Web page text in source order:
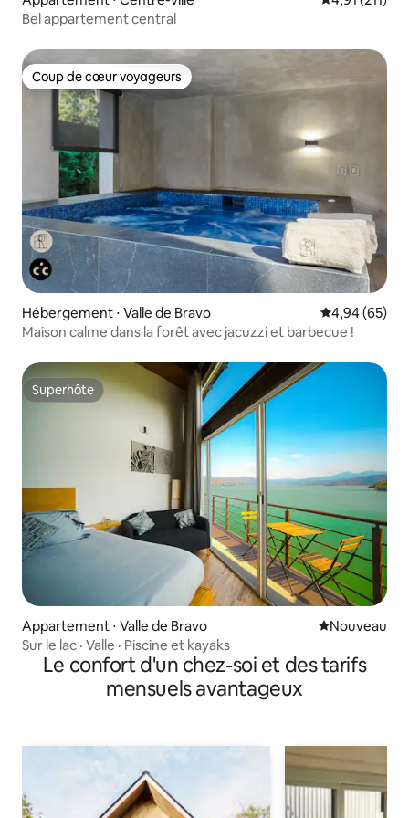
Bel appartement central
Coup de cœur voyageurs
Coup de cœur voyageurs
Hébergement ⋅ Valle de Bravo Évaluation
4,94 (65)
Maison calme dans la forêt avec jacuzzi et barbecue !
Superhôte
Superhôte
Appartement ⋅ Valle de Bravo Nouvel
Nouveau
Sur le lac · Valle · Piscine et kayaks
Le confort d'un chez-soi et des tarifs
mensuels avantageux